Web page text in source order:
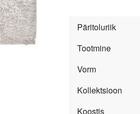
Päritoluriik
Tootmine
Vorm
Kollektsioon
Koostis